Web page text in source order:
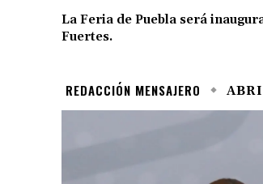
La Feria de Puebla será
Fuertes.
REDACCIÓN MENSAJERO